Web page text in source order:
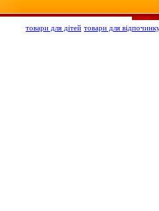
товари для дітей товари для